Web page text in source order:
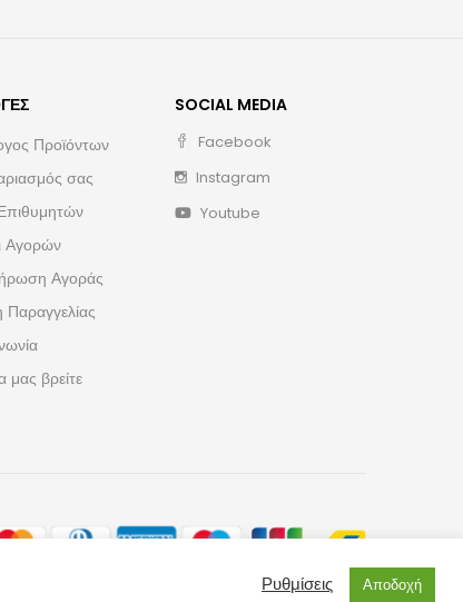
Προϊόντων
σας
Αγορών
Αγοράς
Παραγγελίας
βρείτε
SOCIAL MEDIA
Facebook
Instagram
Youtube
Ρυθμίσεις Αποδοχή